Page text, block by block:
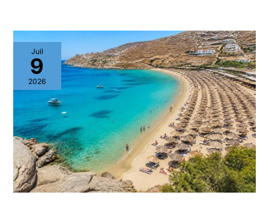
Juil
9
2026
Explorer
la
magie
de
Super
Paradise
Beach
:
un
paradis
pour
les
amateurs
de